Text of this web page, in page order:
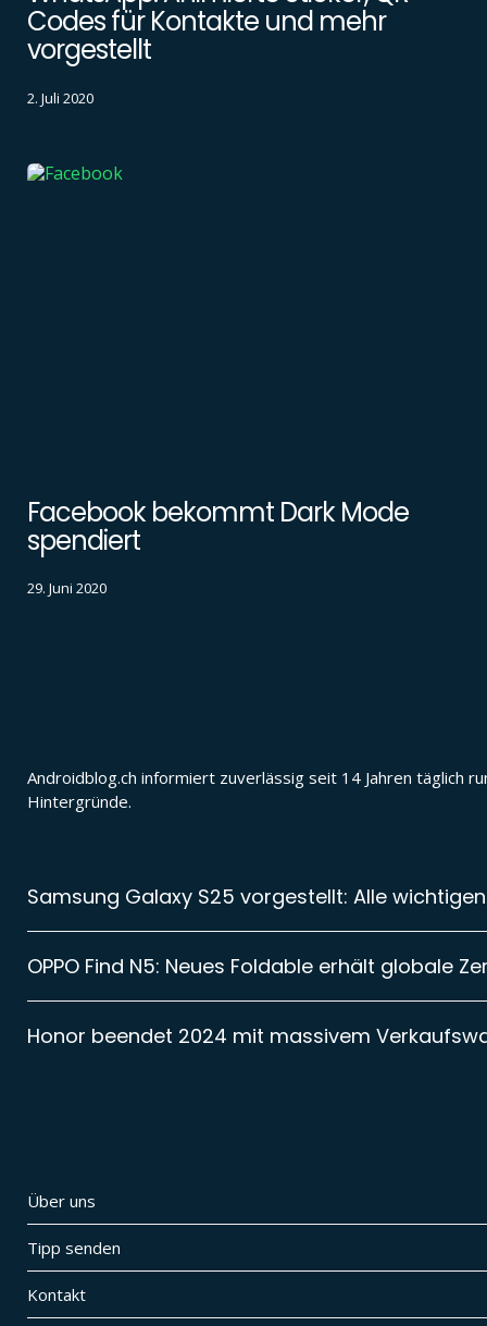
Codes für Kontakte und mehr
vorgestellt
2. Juli 2020
Facebook bekommt Dark Mode
spendiert
29. Juni 2020
Androidblog.ch informiert zuverlässig seit 14 Jahren täglich
Hintergründe.
Samsung Galaxy S25 vorgestellt: Alle
OPPO Find N5: Neues Foldable erhält globale
Honor beendet 2024 mit massivem
Über uns
Tipp senden
Kontakt